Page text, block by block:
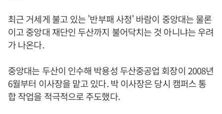
최근 거세게 불고 있는 '반부패 사정' 바람이 중앙대는 물론
이고 중앙대 재단인 두산까지 불어닥치는 것 아니냐는 우려
가 나온다.
중앙대는 두산이 인수해 박용성 두산중공업 회장이 2008년
6월부터 이사장을 맡고 있다. 박 이사장은 당시 캠퍼스 통
합 작업을 적극적으로 주도했다.